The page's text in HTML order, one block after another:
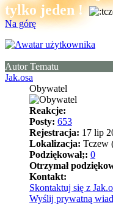
tylko jeden !
Na górę
Autor Tematu
Jak.osa
Obywatel
Reakcje:
Posty: 653
Rejestracja: 17 lip
Lokalizacja: Tczew
Podziękował;: 0
Otrzymał
Kontakt:
Skontaktuj się z
Wyślij prywatną